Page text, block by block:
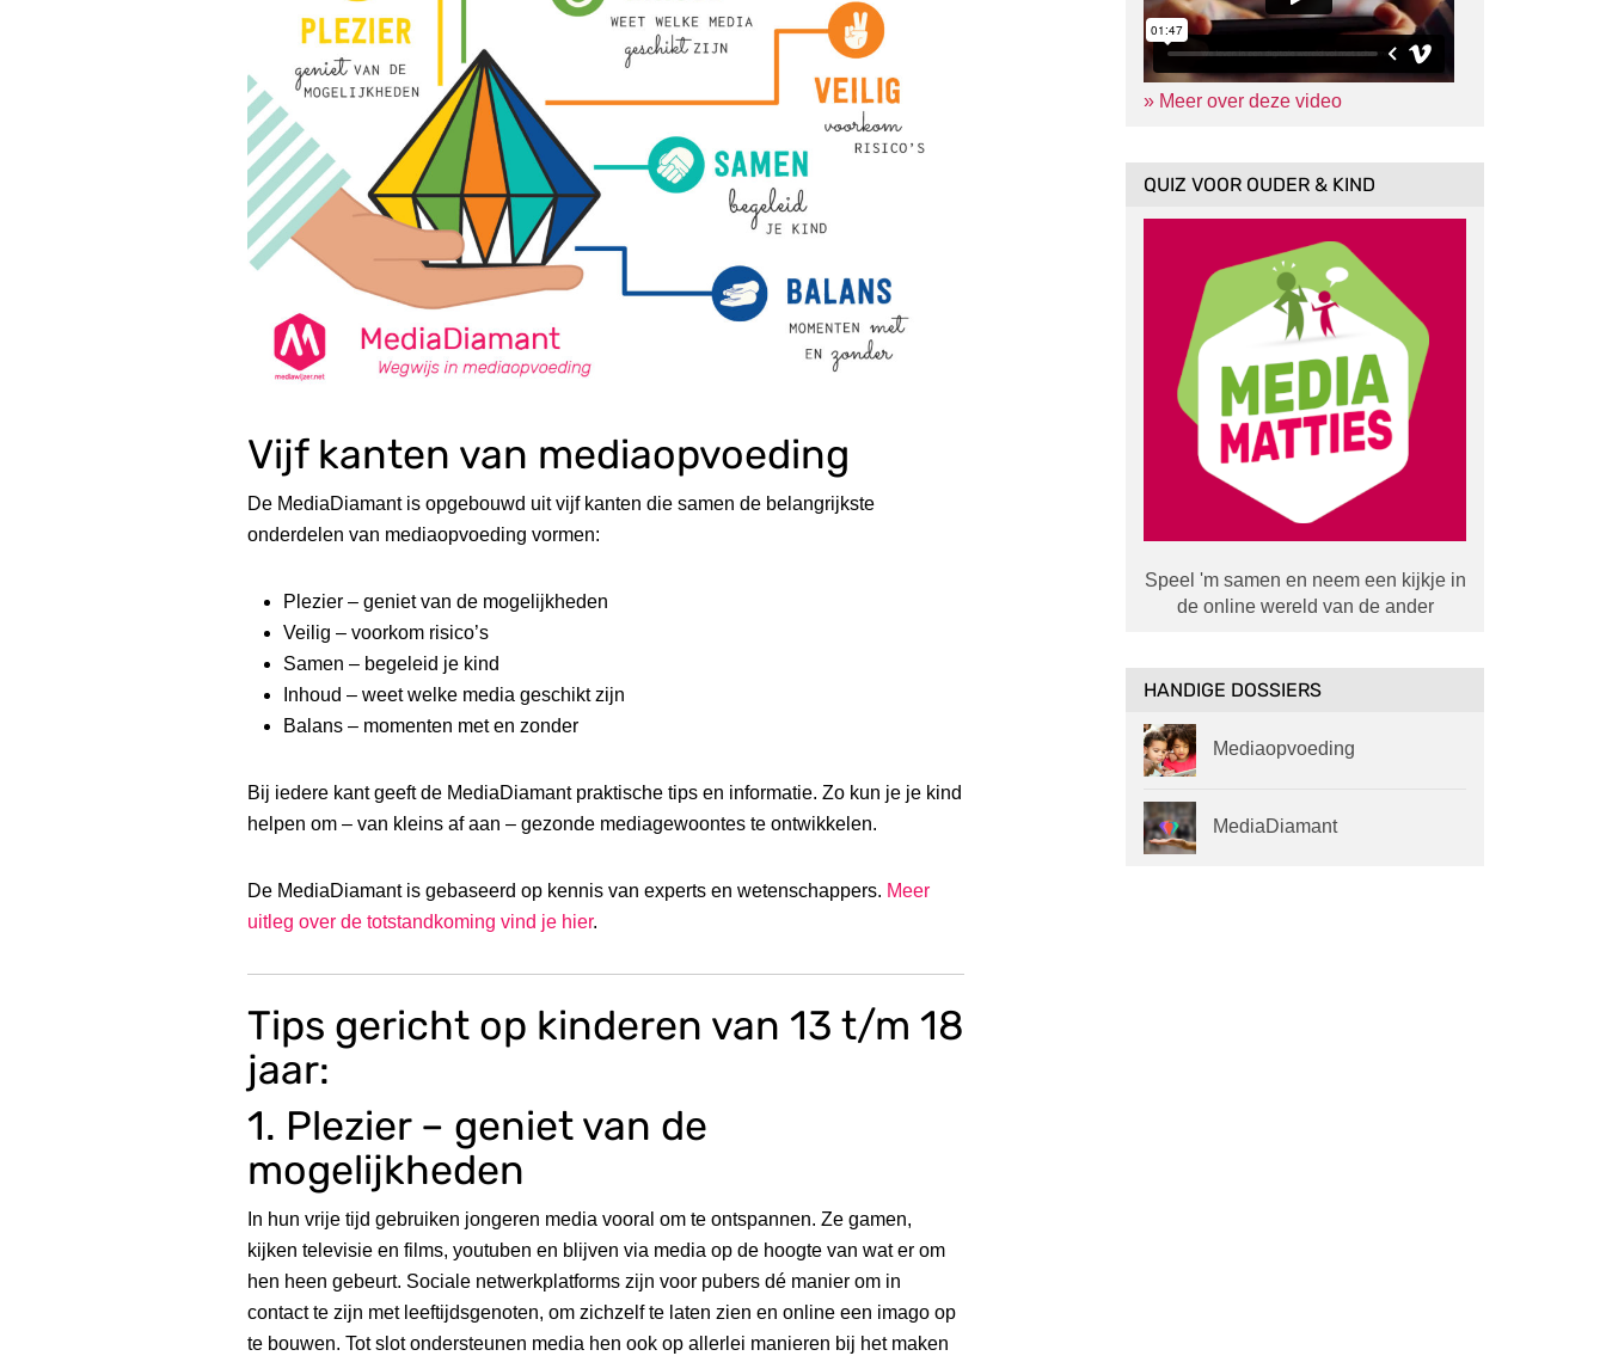
Vijf kanten van mediaopvoeding
De MediaDiamant is opgebouwd uit vijf kanten die samen de belangrijkste
onderdelen van mediaopvoeding vormen:
Plezier – geniet van de mogelijkheden
Veilig – voorkom risico’s
Samen – begeleid je kind
Inhoud – weet welke media geschikt zijn
Balans – momenten met en zonder
Bij iedere kant geeft de MediaDiamant praktische tips en informatie. Zo kun je je kind
helpen om – van kleins af aan – gezonde mediagewoontes te ontwikkelen.
De MediaDiamant is gebaseerd op kennis van experts en wetenschappers. Meer
uitleg over de totstandkoming vind je hier.
Tips gericht op kinderen van 13 t/m 18
jaar:
1. Plezier – geniet van de
mogelijkheden
In hun vrije tijd gebruiken jongeren media vooral om te ontspannen. Ze gamen,
kijken televisie en films, youtuben en blijven via media op de hoogte van wat er om
hen heen gebeurt. Sociale netwerkplatforms zijn voor pubers dé manier om in
contact te zijn met leeftijdsgenoten, om zichzelf te laten zien en online een imago op
te bouwen. Tot slot ondersteunen media hen ook op allerlei manieren bij het maken
» Meer over deze video
QUIZ VOOR OUDER & KIND
Speel 'm samen en neem een kijkje in
de online wereld van de ander
HANDIGE DOSSIERS
Mediaopvoeding
MediaDiamant